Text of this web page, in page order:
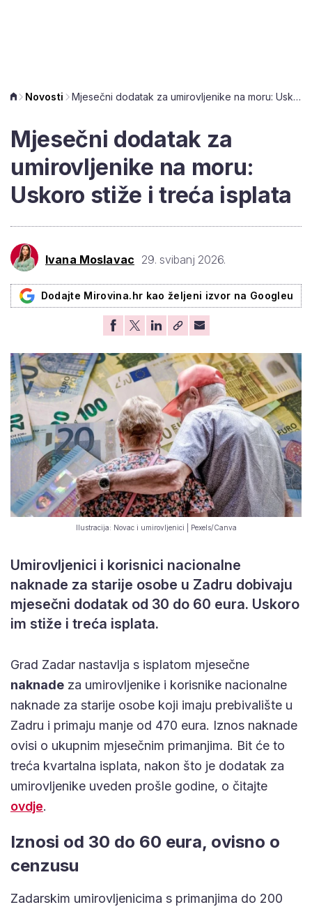
Novosti Mjesečni dodatak za umirovljenike na moru: Uskoro stiže i treća isplata
Mjesečni dodatak za
umirovljenike na moru:
Uskoro stiže i treća isplata
Ivana Moslavac 29. svibanj 2026.
Dodajte Mirovina.hr kao željeni izvor na Googleu
Ilustracija: Novac i umirovljenici | Pexels/Canva
Umirovljenici i korisnici nacionalne
naknade za starije osobe u Zadru dobivaju
mjesečni dodatak od 30 do 60 eura. Uskoro
im stiže i treća isplata.
Grad Zadar nastavlja s isplatom mjesečne
naknade za umirovljenike i korisnike nacionalne
naknade za starije osobe koji imaju prebivalište u
Zadru i primaju manje od 470 eura. Iznos naknade
ovisi o ukupnim mjesečnim primanjima. Bit će to
treća kvartalna isplata, nakon što je dodatak za
umirovljenike uveden prošle godine, o čitajte
ovdje.
Iznosi od 30 do 60 eura, ovisno o
cenzusu
Zadarskim umirovljenicima s primanjima do 200